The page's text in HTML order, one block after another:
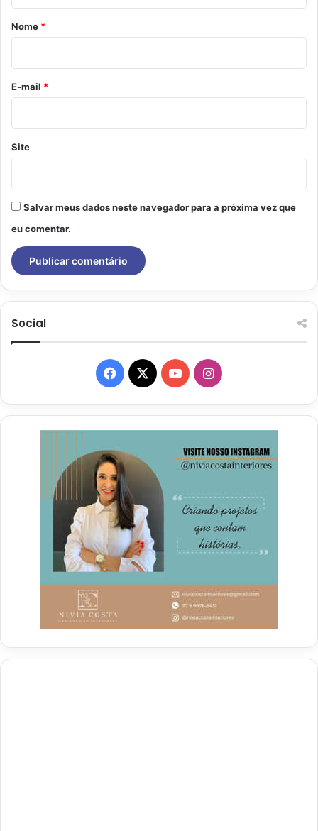
r
o
*
Nome *
E-mail *
Site
Salvar meus dados neste navegador para a próxima vez que
eu comentar.
Social
Facebook
X YouTubeInstagram